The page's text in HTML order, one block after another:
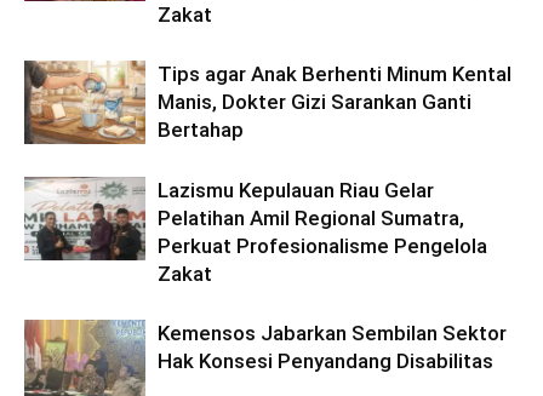
Zakat
Tips agar Anak Berhenti Minum Kental
Manis, Dokter Gizi Sarankan Ganti
Bertahap
Lazismu Kepulauan Riau Gelar
Pelatihan Amil Regional Sumatra,
Perkuat Profesionalisme Pengelola
Zakat
Kemensos Jabarkan Sembilan Sektor
Hak Konsesi Penyandang Disabilitas